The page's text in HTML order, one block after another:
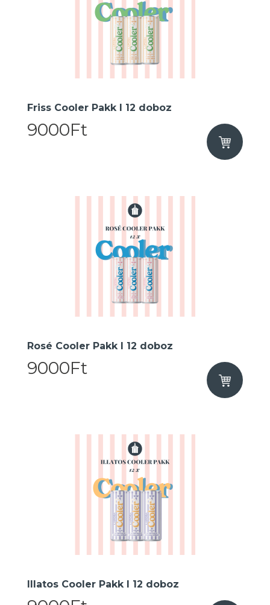
Friss Cooler Pakk I 12 doboz
9000Ft
Rosé Cooler Pakk I 12 doboz
9000Ft
Illatos Cooler Pakk I 12 doboz